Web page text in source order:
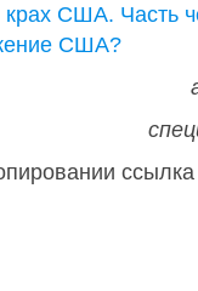
США. Часть
США?
ссылка